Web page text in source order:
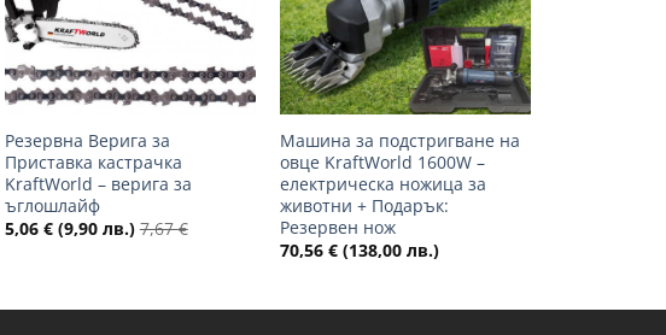
+
Резервна Верига за
Приставка кастрачка
KraftWorld – верига за
ъглошлайф
5,06 € (9,90 лв.) 7,67€
+
Машина за подстригване на
овце KraftWorld 1600W –
електрическа ножица за
животни + Подарък:
Резервен нож
70,56 € (138,00 лв.)